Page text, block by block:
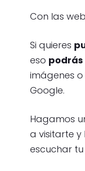
Con las
Si quieres
eso
imágenes
Google.
Hagamos
a visitarte y
escuchar